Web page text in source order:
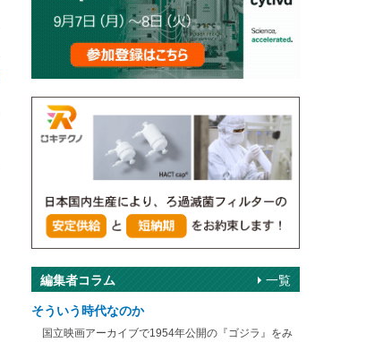
編集者コラム
そういう時代なのか
国立映画アーカイブで1954年公開の『ゴジラ』をみ
一覧